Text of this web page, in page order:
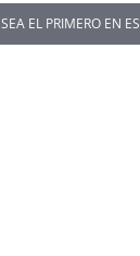
SEA EL PRIMERO EN